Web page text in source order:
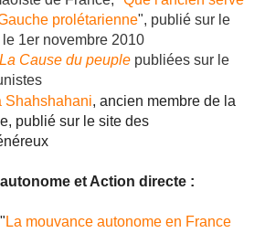
prolétarienne", publié sur le
1er novembre 2010
La Cause du peuple publiées sur le
Shahshahani, ancien membre de la
publié sur le site des
et Action directe :
La mouvance autonome en France